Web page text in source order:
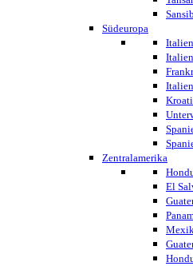
Südeuropa
Zentralamerika
El